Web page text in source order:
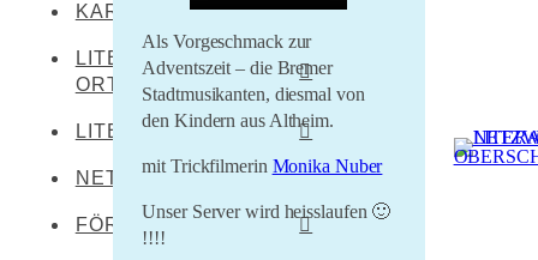
KARTE
LITERARISCHE
ORTE
Leibertingen-
Oberstadion
LITERATEN
Werner Dürrson
Martin Heidegger
NETZWERKENDE
FÖRDERER
Als Vorgeschmack zur
Adventszeit – die Bremer
Stadtmusikanten, diesmal von
den Kindern aus Altheim.
mit Trickfilmerin Monika Nuber
Unser Server wird heisslaufen 🙂
!!!!